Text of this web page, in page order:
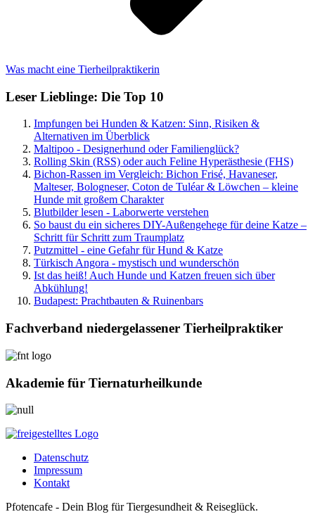
Was macht eine Tierheilpraktikerin
Leser Lieblinge: Die Top 10
Impfungen bei Hunden & Katzen: Sinn, Risiken &
Alternativen im Überblick
Maltipoo - Designerhund oder Familienglück?
Rolling Skin (RSS) oder auch Feline Hyperästhesie (FHS)
Bichon-Rassen im Vergleich: Bichon Frisé, Havaneser,
Malteser, Bologneser, Coton de Tuléar & Löwchen – kleine
Hunde mit großem Charakter
Blutbilder lesen - Laborwerte verstehen
So baust du ein sicheres DIY-Außengehege für deine Katze –
Schritt für Schritt zum Traumplatz
Putzmittel - eine Gefahr für Hund & Katze
Türkisch Angora - mystisch und wunderschön
Ist das heiß! Auch Hunde und Katzen freuen sich über
Abkühlung!
Budapest: Prachtbauten & Ruinenbars
Fachverband niedergelassener Tierheilpraktiker
Akademie für Tiernaturheilkunde
Datenschutz
Impressum
Kontakt
Pfotencafe - Dein Blog für Tiergesundheit & Reiseglück.